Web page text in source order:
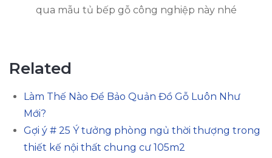
qua mẫu tủ bếp gỗ công nghiệp này nhé
Related
Làm Thế Nào Để Bảo Quản Đồ Gỗ Luôn Như
Mới?
Gợi ý # 25 Ý tưởng phòng ngủ thời thượng trong
thiết kế nội thất chung cư 105m2